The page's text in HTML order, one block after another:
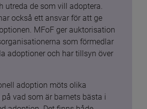
utreda de som vill adoptera.
också ett ansvar för att ge
MFoF ger auktorisation
som förmedlar
adoptioner och har tillsyn över
adoption möts olika
på vad som är barnets bästa i